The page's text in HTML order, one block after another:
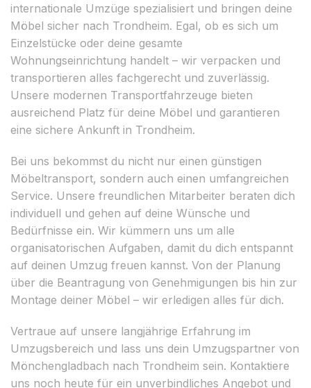
internationale Umzüge spezialisiert und bringen deine
Möbel sicher nach Trondheim. Egal, ob es sich um
Einzelstücke oder deine gesamte
Wohnungseinrichtung handelt – wir verpacken und
transportieren alles fachgerecht und zuverlässig.
Unsere modernen Transportfahrzeuge bieten
ausreichend Platz für deine Möbel und garantieren
eine sichere Ankunft in Trondheim.
Bei uns bekommst du nicht nur einen günstigen
Möbeltransport, sondern auch einen umfangreichen
Service. Unsere freundlichen Mitarbeiter beraten dich
individuell und gehen auf deine Wünsche und
Bedürfnisse ein. Wir kümmern uns um alle
organisatorischen Aufgaben, damit du dich entspannt
auf deinen Umzug freuen kannst. Von der Planung
über die Beantragung von Genehmigungen bis hin zur
Montage deiner Möbel – wir erledigen alles für dich.
Vertraue auf unsere langjährige Erfahrung im
Umzugsbereich und lass uns dein Umzugspartner von
Mönchengladbach nach Trondheim sein. Kontaktiere
uns noch heute für ein unverbindliches Angebot und